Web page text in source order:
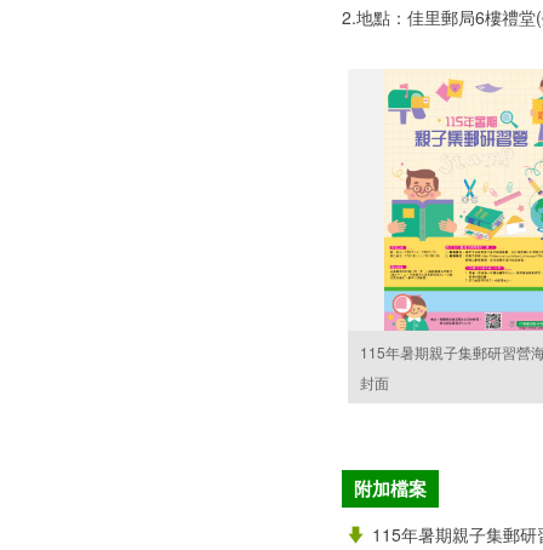
2.地點：佳里郵局6樓禮
115年暑期親子集郵研習營
封面
附加檔案
115年暑期親子集郵研